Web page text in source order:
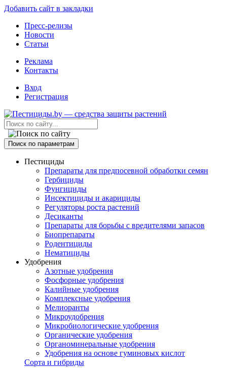
Добавить сайт в закладки
Пресс-релизы
Новости
Статьи
Реклама
Контакты
Вход
Регистрация
Поиск по параметрам
Пестициды
Препараты для предпосевной обработки семян
Гербициды
Фунгициды
Инсектициды и акарициды
Регуляторы роста растений
Десиканты
Препараты для борьбы с вредителями запасов
Биопрепараты
Родентициды
Нематициды
Удобрения
Азотные удобрения
Фосфорные удобрения
Калийные удобрения
Комплексные удобрения
Мелиоранты
Микроудобрения
Микробиологические удобрения
Органические удобрения
Органоминеральные удобрения
Удобрения на основе гуминовых кислот
Сорта и гибриды